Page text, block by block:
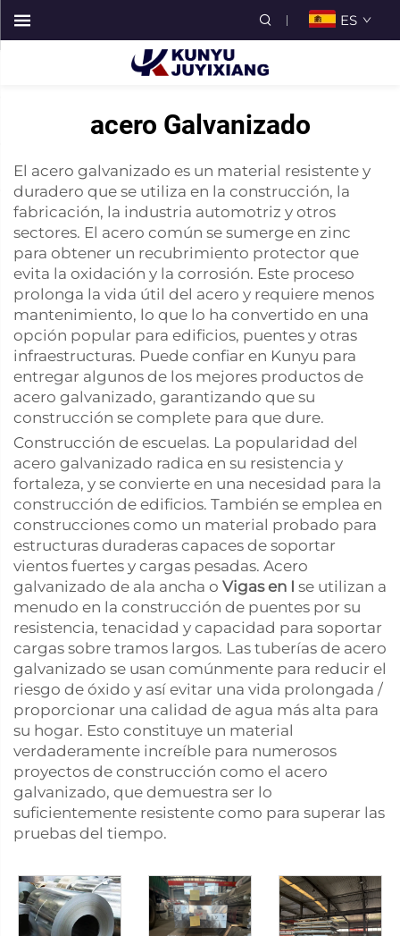
ES
acero Galvanizado
El acero galvanizado es un material resistente y
duradero que se utiliza en la construcción, la
fabricación, la industria automotriz y otros
sectores. El acero común se sumerge en zinc
para obtener un recubrimiento protector que
evita la oxidación y la corrosión. Este proceso
prolonga la vida útil del acero y requiere menos
mantenimiento, lo que lo ha convertido en una
opción popular para edificios, puentes y otras
infraestructuras. Puede confiar en Kunyu para
entregar algunos de los mejores productos de
acero galvanizado, garantizando que su
construcción se complete para que dure.
Construcción de escuelas. La popularidad del
acero galvanizado radica en su resistencia y
fortaleza, y se convierte en una necesidad para la
construcción de edificios. También se emplea en
construcciones como un material probado para
estructuras duraderas capaces de soportar
vientos fuertes y cargas pesadas. Acero
galvanizado de ala ancha o Vigas en I se utilizan a
menudo en la construcción de puentes por su
resistencia, tenacidad y capacidad para soportar
cargas sobre tramos largos. Las tuberías de acero
galvanizado se usan comúnmente para reducir el
riesgo de óxido y así evitar una vida prolongada /
proporcionar una calidad de agua más alta para
su hogar. Esto constituye un material
verdaderamente increíble para numerosos
proyectos de construcción como el acero
galvanizado, que demuestra ser lo
suficientemente resistente como para superar las
pruebas del tiempo.